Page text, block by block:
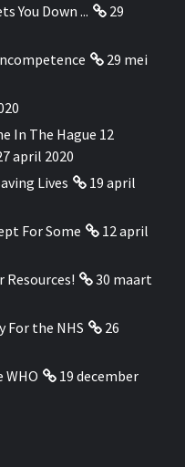
You Down ...
29
29 mei
In The Hague 12
april 2020
Lives
19 april
For Some
12 april
Resources!
30 maart
For the NHS
26
WHO
19 december